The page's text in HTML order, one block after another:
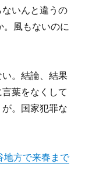
いんと違うの
風もないのに
。結論、結果
葉をなくして
。国家犯罪な
方で来春まで